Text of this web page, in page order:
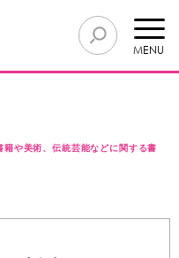
MENU
や美術、伝統芸能などに関する書